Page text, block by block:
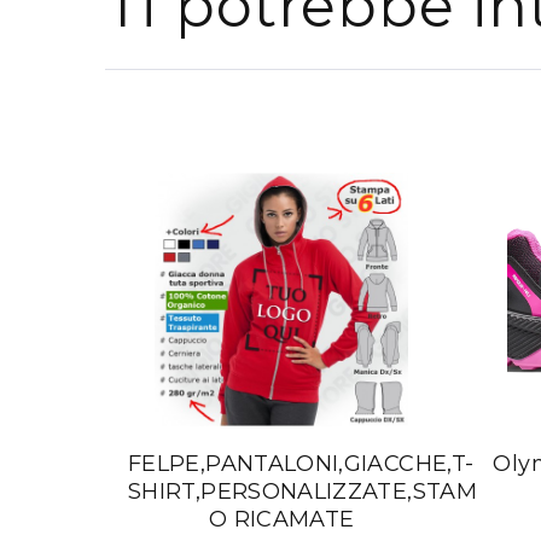
FELPE,PANTALONI,GIACCHE,T-
SHIRT,PERSONALIZZATE,STAMPATE
O RICAMATE